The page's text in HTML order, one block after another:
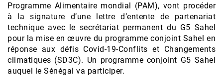
Programme Alimentaire mondial (PAM), vont procéder
à la signature d’une lettre d’entente de partenariat
technique avec le secrétariat permanent du G5 Sahel
pour la mise en œuvre du programme conjoint Sahel en
réponse aux défis Covid-19-Conflits et Changements
climatiques (SD3C). Un programme conjoint G5 Sahel
auquel le Sénégal va participer.